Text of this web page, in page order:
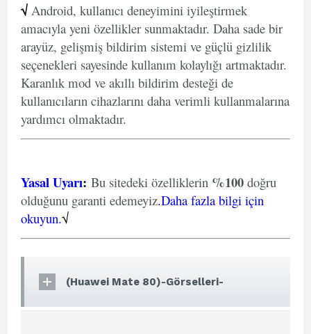
√ Android, kullanıcı deneyimini iyileştirmek
amacıyla yeni özellikler sunmaktadır. Daha sade bir
arayüz, gelişmiş bildirim sistemi ve güçlü gizlilik
seçenekleri sayesinde kullanım kolaylığı artmaktadır.
Karanlık mod ve akıllı bildirim desteği de
kullanıcıların cihazlarını daha verimli kullanmalarına
yardımcı olmaktadır.
Yasal Uyarı: Bu sitedeki özelliklerin %100 doğru
olduğunu garanti edemeyiz.Daha fazla bilgi için
okuyun.√
(Huawei Mate 80)-Görselleri-